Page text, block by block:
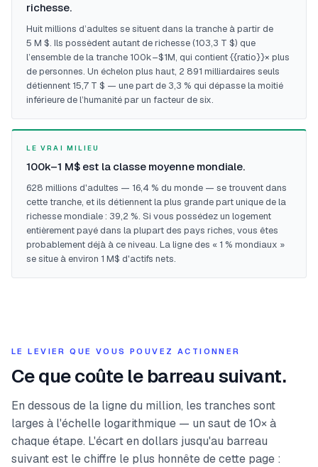
richesse.
Huit millions d’adultes se situent dans la tranche à partir de
5 M $. Ils possèdent autant de richesse (103,3 T $) que
l’ensemble de la tranche 100k–$1M, qui contient {{ratio}}× plus
de personnes. Un échelon plus haut, 2 891 milliardaires seuls
détiennent 15,7 T $ — une part de 3,3 % qui dépasse la moitié
inférieure de l’humanité par un facteur de six.
LE VRAI MILIEU
100k–1 M$ est la classe moyenne mondiale.
628 millions d'adultes — 16,4 % du monde — se trouvent dans
cette tranche, et ils détiennent la plus grande part unique de la
richesse mondiale : 39,2 %. Si vous possédez un logement
entièrement payé dans la plupart des pays riches, vous êtes
probablement déjà à ce niveau. La ligne des « 1 % mondiaux »
se situe à environ 1 M$ d'actifs nets.
LE LEVIER QUE VOUS POUVEZ ACTIONNER
Ce que coûte le barreau suivant.
En dessous de la ligne du million, les tranches sont
larges à l'échelle logarithmique — un saut de 10× à
chaque étape. L'écart en dollars jusqu'au barreau
suivant est le chiffre le plus honnête de cette page :